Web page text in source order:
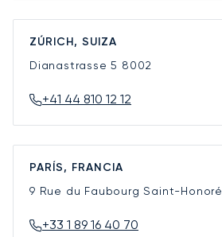
ZÚRICH, SUIZA
Dianastrasse 5 8002
+41 44 810 12 12
PARÍS, FRANCIA
9 Rue du Faubourg Saint-Honoré
+33 1 89 16 40 70